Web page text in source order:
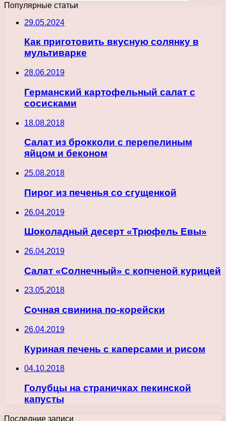
Популярные статьи
29.05.2024
Как приготовить вкусную солянку в
мультиварке
28.06.2019
Германский картофельный салат с
сосисками
18.08.2018
Салат из брокколи с перепелиным
яйцом и беконом
25.08.2018
Пирог из печенья со сгущенкой
26.04.2019
Шоколадный десерт «Трюфель Евы»
26.04.2019
Салат «Солнечный» с копченой курицей
23.05.2018
Сочная свинина по-корейски
26.04.2019
Куриная печень с каперсами и рисом
04.10.2018
Голубцы на страничках пекинской
капусты
Последние записи